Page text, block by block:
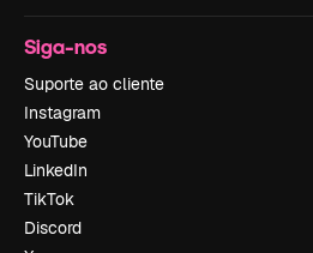
Siga-nos
Suporte ao cliente
Instagram
YouTube
LinkedIn
TikTok
Discord